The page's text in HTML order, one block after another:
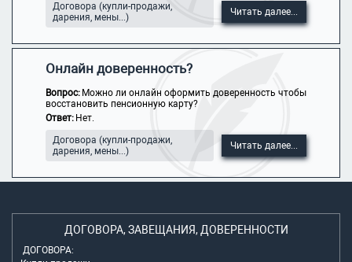
Договора (купли-продажи,
дарения, мены...)
Читать далее...
Онлайн доверенность?
Вопрос: Можно ли онлайн оформить доверенность чтобы
восстановить пенсионную карту?
Ответ: Нет.
Договора (купли-продажи,
дарения, мены...)
Читать далее...
ДОГОВОРА, ЗАВЕЩАНИЯ, ДОВЕРЕННОСТИ
ДОГОВОРА: